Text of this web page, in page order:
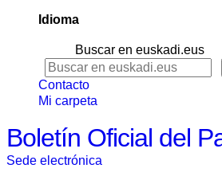
Idioma
Buscar en euskadi.eus
Contacto
Mi carpeta
Boletín Oficial del
Sede electrónica